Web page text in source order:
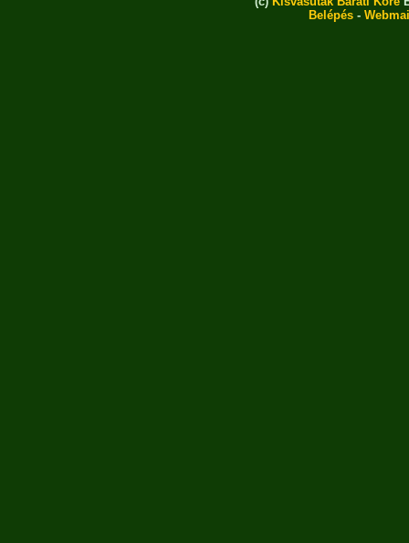
Belépés -